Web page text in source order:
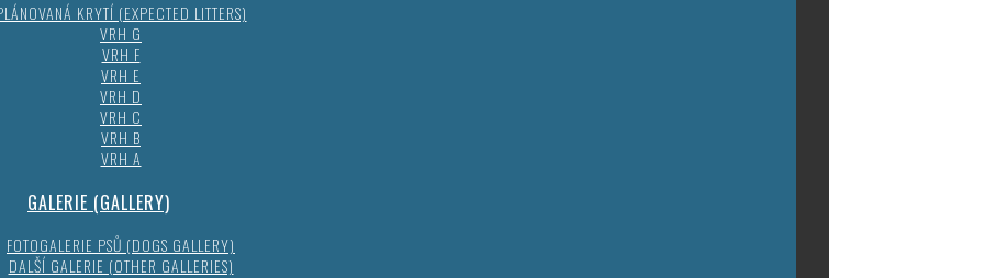
KRYTÍ (EXPECTED LITTERS)
VRH G
VRH F
VRH E
VRH D
VRH C
VRH B
VRH A
GALERIE (GALLERY)
FOTOGALERIE PSŮ (DOGS GALLERY)
DALŠÍ GALERIE (OTHER GALLERIES)